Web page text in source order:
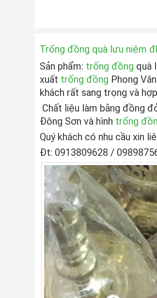
Trống đồng quà lưu niệm
Sản phẩm: trống đồng quà
xuất trống đồng Phong
khách rất sang trọng và
Chất liệu làm bằng đồng
Đông Sơn và hình trống
Quý khách có nhu cầu xin
Đt: 0913809628 /